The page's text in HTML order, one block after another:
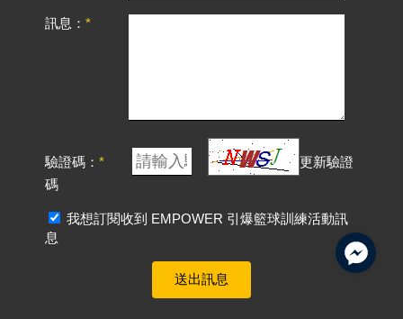
訊息：
驗證碼：
更新驗證
碼
我想訂閱收到 EMPOWER 引爆籃球訓練活動訊
息
送出訊息